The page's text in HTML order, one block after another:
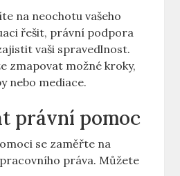
na neochotu vašeho
řešit, právní podpora
vaši spravedlnost.
zmapovat možné kroky,
nebo mediace.
právní pomoc
se zaměřte na
práva. Můžete